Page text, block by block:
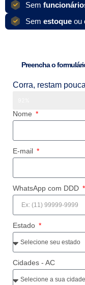
Sem
Sem estoque ou
Preencha o
Corra, restam
Nome
E-mail
WhatsApp com DDD
Estado
Cidades - AC